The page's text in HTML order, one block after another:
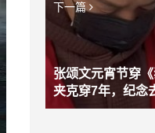
下一篇
张颂文元宵节穿
夹克穿7年，纪念